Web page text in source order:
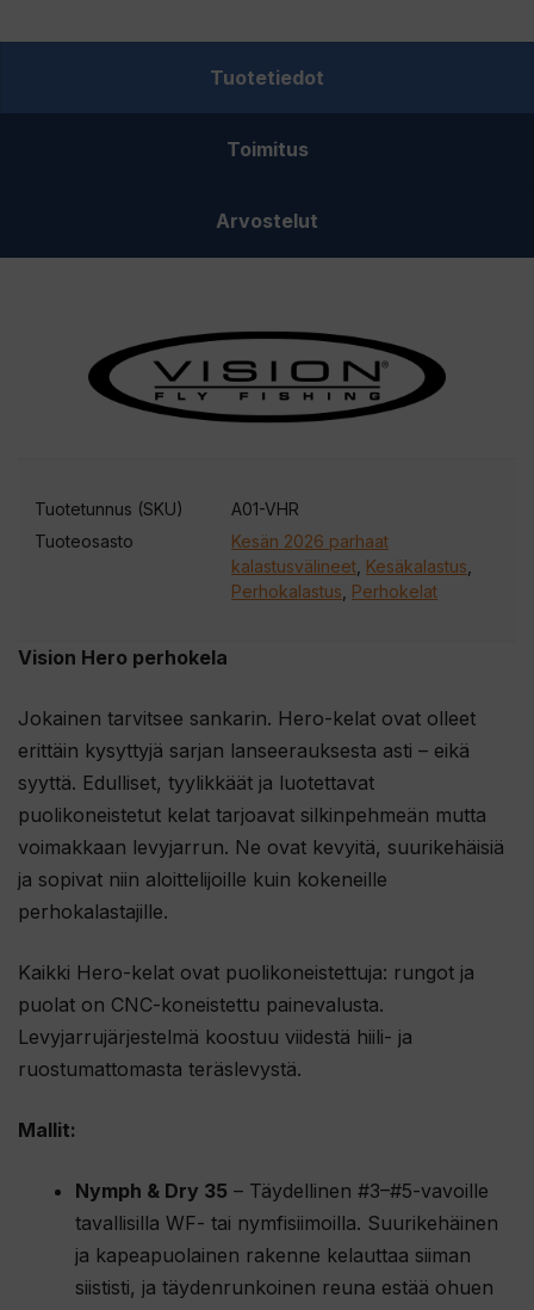
Tuotetiedot
Toimitus
Arvostelut
Vision Hero perhokela
Jokainen tarvitsee sankarin. Hero-kelat ovat olleet
erittäin kysyttyjä sarjan lanseerauksesta asti – eikä
syyttä. Edulliset, tyylikkäät ja luotettavat
puolikoneistetut kelat tarjoavat silkinpehmeän mutta
voimakkaan levyjarrun. Ne ovat kevyitä, suurikehäisiä
ja sopivat niin aloittelijoille kuin kokeneille
perhokalastajille.
Kaikki Hero-kelat ovat puolikoneistettuja: rungot ja
puolat on CNC-koneistettu painevalusta.
Levyjarrujärjestelmä koostuu viidestä hiili- ja
ruostumattomasta teräslevystä.
Mallit:
Nymph & Dry 35 – Täydellinen #3–#5-vavoille
tavallisilla WF- tai nymfisiimoilla. Suurikehäinen
ja kapeapuolainen rakenne kelauttaa siiman
siististi, ja täydenrunkoinen reuna estää ohuen
Tuotetunnus (SKU)
A01-VHR
Tuoteosasto
Kesän 2026 parhaat
kalastusvälineet, Kesäkalastus,
Perhokalastus, Perhokelat